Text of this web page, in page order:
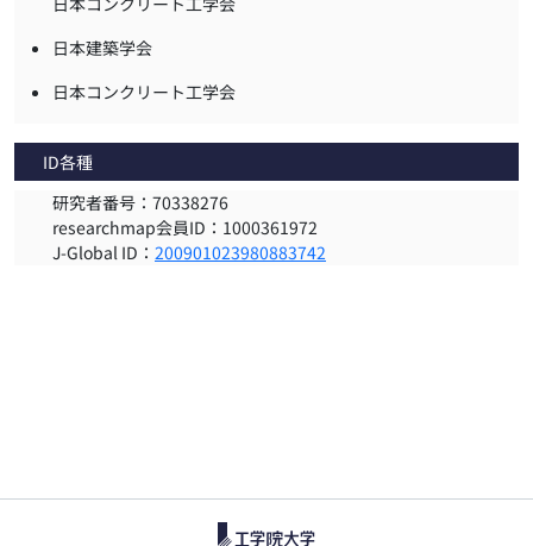
日本建築学会
日本コンクリート工学会
ID各種
研究者番号：70338276
researchmap会員ID：1000361972
J-Global ID： 200901023980883742